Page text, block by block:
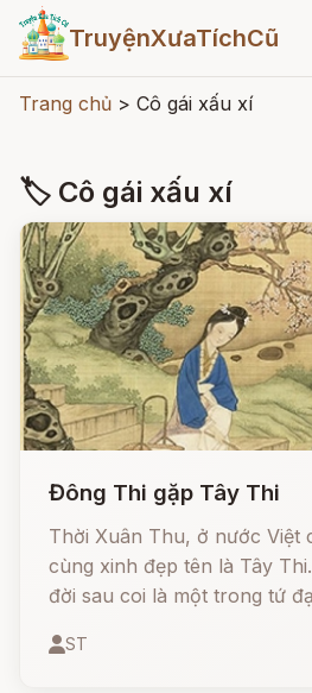
TruyệnXưaTíchCũ
Trang chủ > Cô gái xấu xí
🏷 Cô gái xấu xí
Đông Thi gặp Tây Thi
Thời Xuân Thu, ở nước Việt
cùng xinh đẹp tên là Tây
đời sau coi là một trong tứ
ST